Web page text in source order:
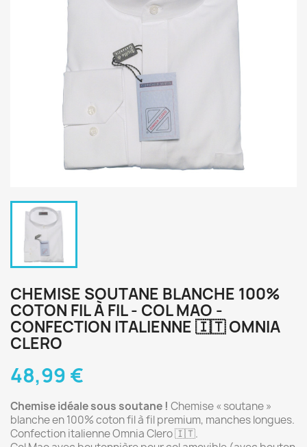
CHEMISE SOUTANE BLANCHE 100%
COTON FIL À FIL - COL MAO -
CONFECTION ITALIENNE 🇮🇹 OMNIA
CLERO
48,99 €
Chemise idéale sous soutane ! Chemise « soutane »
blanche en 100% coton fil à fil premium, manches longues.
Confection italienne Omnia Clero 🇮🇹.